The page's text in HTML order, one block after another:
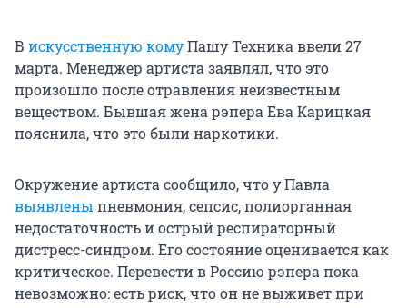
В искусственную комуПашу Техника ввели 27
марта. Менеджер артиста заявлял, что это
произошло после отравления неизвестным
веществом. Бывшая жена рэпера Ева Карицкая
пояснила, что это были наркотики.
Окружение артиста сообщило, что у Павла
выявлены пневмония, сепсис, полиорганная
недостаточность и острый респираторный
дистресс-синдром. Его состояние оценивается как
критическое. Перевести в Россию рэпера пока
невозможно: есть риск, что он не выживет при